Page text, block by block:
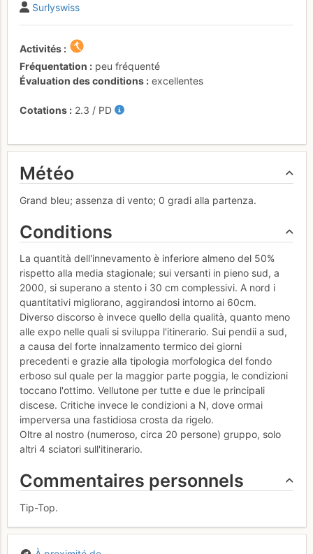
Surlyswiss
Activités
Fréquentation
peu fréquenté
Évaluation des conditions
excellentes
Cotations 2.3 / PD
Météo
Grand bleu; assenza di vento; 0 gradi alla partenza.
Conditions
La quantità dell'innevamento è inferiore almeno del 50%
rispetto alla media stagionale; sui versanti in pieno sud, a
2000, si superano a stento i 30 cm complessivi. A nord i
quantitativi migliorano, aggirandosi intorno ai 60cm.
Diverso discorso è invece quello della qualità, quanto meno
alle expo nelle quali si sviluppa l'itinerario. Sui pendii a sud,
a causa del forte innalzamento termico dei giorni
precedenti e grazie alla tipologia morfologica del fondo
erboso sul quale per la maggior parte poggia, le condizioni
toccano l'ottimo. Vellutone per tutte e due le principali
discese. Critiche invece le condizioni a N, dove ormai
imperversa una fastidiosa crosta da rigelo.
Oltre al nostro (numeroso, circa 20 persone) gruppo, solo
altri 4 sciatori sull'itinerario.
Commentaires personnels
Tip-Top.